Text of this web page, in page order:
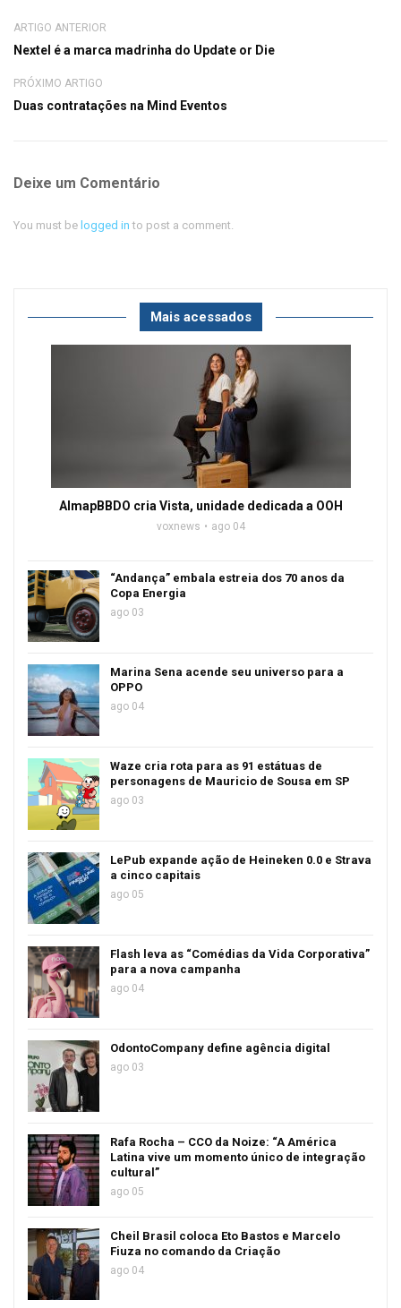
ARTIGO ANTERIOR
Nextel é a marca madrinha do Update or Die
PRÓXIMO ARTIGO
Duas contratações na Mind Eventos
Deixe um Comentário
You must be logged in to post a comment.
Mais acessados
AlmapBBDO cria Vista, unidade dedicada a OOH
voxnews ago 04
“Andança” embala estreia dos 70 anos da
Copa Energia
ago 03
Marina Sena acende seu universo para a
OPPO
ago 04
Waze cria rota para as 91 estátuas de
personagens de Mauricio de Sousa em SP
ago 03
LePub expande ação de Heineken 0.0 e Strava
a cinco capitais
ago 05
Flash leva as “Comédias da Vida Corporativa”
para a nova campanha
ago 04
OdontoCompany define agência digital
ago 03
Rafa Rocha – CCO da Noize: “A América
Latina vive um momento único de integração
cultural”
ago 05
Cheil Brasil coloca Eto Bastos e Marcelo
Fiuza no comando da Criação
ago 04